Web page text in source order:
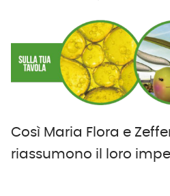
Così Maria Flora e
riassumono il loro